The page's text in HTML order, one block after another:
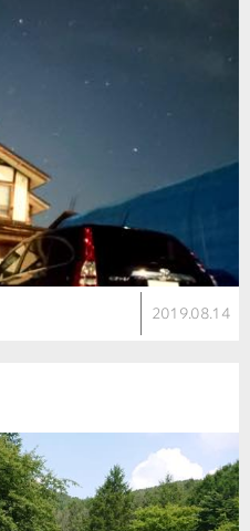
2019.08.14